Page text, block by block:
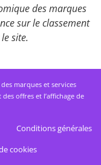
des marques
sur le classement
site.
marques et services
offres et l’affichage de
Conditions générales
cookies